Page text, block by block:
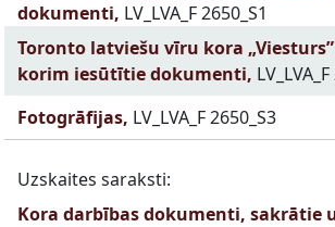
dokumenti, LV_LVA_F 2650_S1
Toronto latviešu vīru kora
korim iesūtītie dokumenti,
Fotogrāfijas, LV_LVA_F 2650_S3
Uzskaites saraksti:
Kora darbības dokumenti, sakrātie